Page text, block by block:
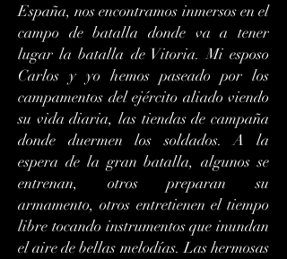
España, nos encontramos inmersos en el
campo de batalla donde va a tener
lugar la batalla de Vitoria. Mi esposo
Carlos y yo hemos paseado por los
campamentos del ejército aliado viendo
su vida diaria, las tiendas de campaña
donde duermen los soldados. A la
espera de la gran batalla, algunos se
entrenan, otros preparan su
armamento, otros entretienen el tiempo
libre tocando instrumentos que inundan
el aire de bellas melodías. Las hermosas